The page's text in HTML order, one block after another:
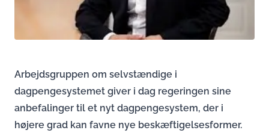
Arbejdsgruppen om selvstændige i
dagpengesystemet giver i dag regeringen sine
anbefalinger til et nyt dagpengesystem, der i
højere grad kan favne nye beskæftigelsesformer.